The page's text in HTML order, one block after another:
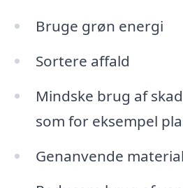
Bruge grøn energi
Sortere affald
Mindske brug af
som for eksempel
Genanvende